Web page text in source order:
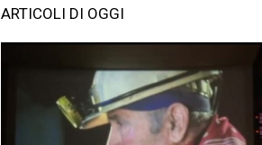
ARTICOLI DI OGGI